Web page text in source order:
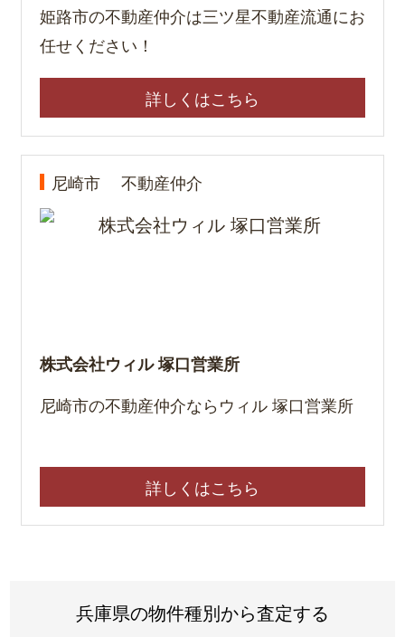
姫路市の不動産仲介は三ツ星不動産流通にお
任せください！
詳しくはこちら
尼崎市 不動産仲介
株式会社ウィル 塚口営業所
尼崎市の不動産仲介ならウィル 塚口営業所
詳しくはこちら
兵庫県の物件種別から査定する